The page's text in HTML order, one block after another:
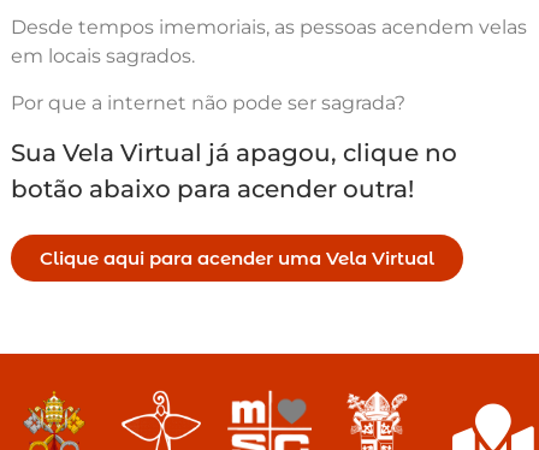
Desde tempos imemoriais, as pessoas acendem velas
em locais sagrados.
Por que a internet não pode ser sagrada?
Sua Vela Virtual já apagou, clique no
botão abaixo para acender outra!
Clique aqui para acender uma Vela Virtual